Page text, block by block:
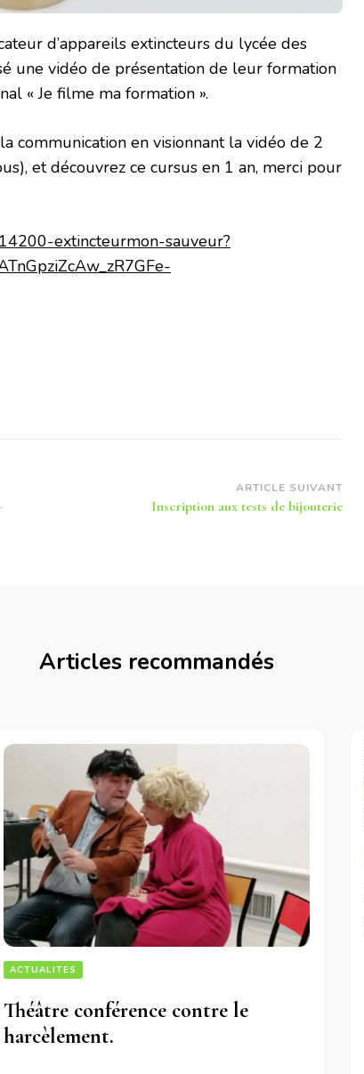
d’appareils extincteurs du lycée des
une vidéo de présentation de leur formation
« Je filme ma formation ».
communication en visionnant la vidéo de 2
et découvrez ce cursus en 1 an, merci pour
extincteurmon-sauveur?
ARTICLE SUIVANT
Inscription aux tests de bijouterie
Articles recommandés
ACTUALITES
Théâtre conférence contre le
harcèlement.